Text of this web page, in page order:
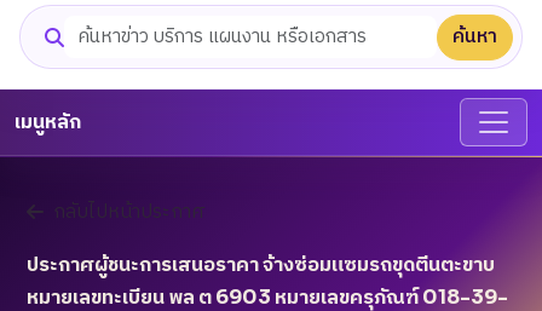
ค้นหาเว็บไซต์ ค้นหา
เมนูหลัก
กลับไปหน้าประกาศ
ประกาศผู้ชนะการเสนอราคา จ้างซ่อมแซมรถขุดตีนตะขาบ
หมายเลขทะเบียน พล ต 6903 หมายเลขครุภัณฑ์ 018-39-